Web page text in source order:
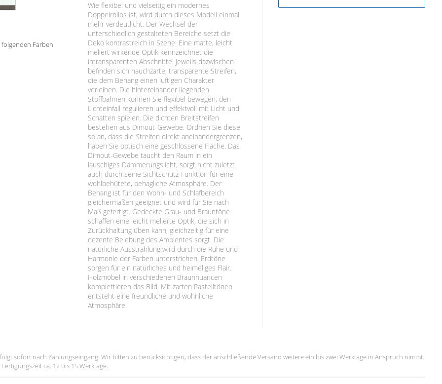
Farben
Wie flexibel und vielseitig ein modernes
Doppelrollos ist, wird durch dieses Modell einmal
mehr verdeutlicht. Der Wechsel der
unterschiedlich gestalteten Bereiche setzt die
Deko kontrastreich in Szene. Eine matte, leicht
meliert wirkende Optik kennzeichnet die
intransparenten Abschnitte. Jeweils dazwischen
befinden sich hauchzarte, transparente Streifen,
die dem Behang einen luftigen Charakter
verleihen. Die hintereinander liegenden
Stoffbahnen können Sie flexibel bewegen, den
Lichteinfall regulieren und effektvoll mit Licht und
Schatten spielen. Die dichten Breitstreifen
bestehen aus Dimout-Gewebe. Ordnen Sie diese
so an, dass die Streifen direkt aneinandergrenzen,
haben Sie optisch eine geschlossene Fläche. Das
Dimout-Gewebe taucht den Raum in ein
lauschiges Dämmerungslicht, sorgt nicht zuletzt
auch durch seine Sichtschutz-Funktion für eine
wohlbehütete, behagliche Atmosphäre. Der
Behang ist für den Wohn- und Schlafbereich
gleichermaßen geeignet und wird für Sie nach
Maß gefertigt. Gedeckte Grau- und Brauntöne
schaffen eine leicht melierte Optik, die sich in
Zurückhaltung üben kann, gleichzeitig für eine
dezente Belebung des Ambientes sorgt. Die
natürliche Ausstrahlung wird durch die Ruhe und
Harmonie der Farben unterstrichen. Erdtöne
sorgen für ein natürliches und heimeliges Flair.
Holzmöbel in verschiedenen Braunnuancen
komplettieren das Bild. Mit zarten Pastelltönen
entsteht eine freundliche und wohnliche
Atmosphäre.
sofort nach Zahlungseingang. Wir bitten zu berücksichtigen, dass der anschließende Versand weitere ein bis zwei Werktage in Anspruch nimmt.
ca. 12 bis 15 Werktage.